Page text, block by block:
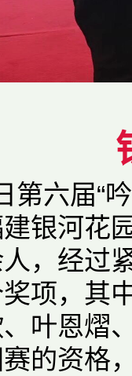
第六届“
银河花
，经过
项，其
叶恩熠
的资格